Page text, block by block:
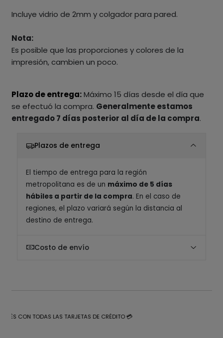
Incluye vidrio de 2mm y colgador para pared.
Nota:
Es posible que las proporciones y colores de la
impresión, cambien un poco.
Plazo de entrega:Máximo 15 días desde el día que
se efectuó la compra. Generalmente estamos
entregado 7 días posterior al día de la compra.
Plazos de entrega
El tiempo de entrega para la región
metropolitana es de un máximo de 5 días
hábiles a partir de la compra. En el caso de
regiones, el plazo variará según la distancia al
destino de entrega.
Costo de envío
CON TODAS LAS TARJETAS DE CRÉDITO 💳